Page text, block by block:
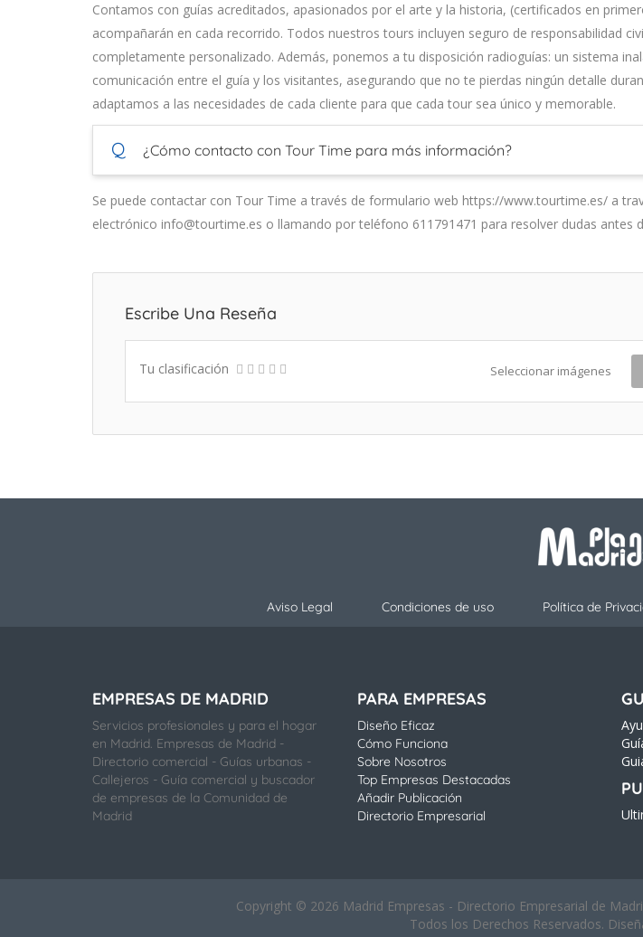
Contamos con guías acreditados, apasionados por el arte y la historia, (certificados en
acompañarán en cada recorrido. Todos nuestros tours incluyen seguro de responsabilidad
completamente personalizado. Además, ponemos a tu disposición radioguías: un sistema
comunicación entre el guía y los visitantes, asegurando que no te pierdas ningún detalle
adaptamos a las necesidades de cada cliente para que cada tour sea único y memorable.
Q ¿Cómo contacto con Tour Time para más información?
Se puede contactar con Tour Time a través de formulario web https://www.tourtime.es/ a
electrónico info@tourtime.es o llamando por teléfono 611791471 para resolver dudas antes
Escribe Una Reseña
Tu clasificación Seleccionar imágenes
Aviso Legal Condiciones de uso Política de
EMPRESAS DE MADRID
Servicios profesionales y para el hogar
en Madrid. Empresas de Madrid -
Directorio comercial - Guías urbanas -
Callejeros - Guía comercial y buscador
de empresas de la Comunidad de
Madrid
PARA EMPRESAS
Diseño Eficaz
Cómo Funciona
Sobre Nosotros
Top Empresas Destacadas
Añadir Publicación
Directorio Empresarial
Copyright © 2026 Madrid Empresas - Directorio Empresarial de
Todos los Derechos Reservados.